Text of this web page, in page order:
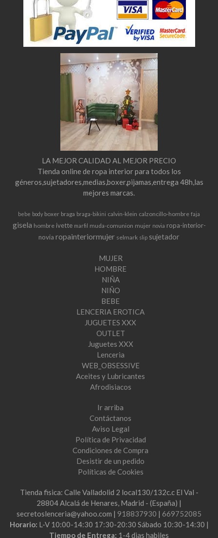
LA MEJOR CALIDAD AL MEJOR PRECIO
Tienda online de ropa interior para todos los
géneros,sujetadores,medias,boxer,pijamas,entrega 48h,las
mejores marcas.
bebe body boxer braga braga-bikini calvin-klein calzoncillo-hombre faja
gisela hombre ivette marfil muda-comunion mujer novia ropa-interior-
novia ropainteriormujer selmark slip sujetador
MUJER
HOMBRE
NIÑA
NIÑO
BEBE
LENCERIA EROTICA
JUGUETES XXX
OUTLET
Juguetes XXX
Lenceria
WEB_OBSESSIVE
Aceites y Lubricantes
Afrodisiacos
Ir arriba
Contáctanos
Aviso Legal
Política de Privacidad
Condiciones de Compra
Desistir de un pedido
Políticas de Cookies
Tienda fisica: Calle Valladolid 2 local130/132c.c El Val -
28804 Alcalá de Henares, Madrid - (España) |
secretoslenceria@yahoo.com | 918837930 | 669752085
Horario: L-V 10:00-14:30 17:30-20:30 Sábado 10:30-14:30 |
Tiempo de Entrega: 1-4 dias habiles